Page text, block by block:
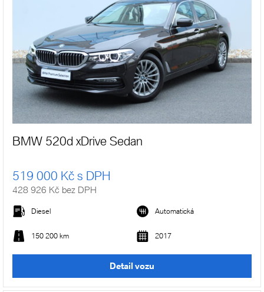
BMW 520d xDrive Sedan
519 000 Kč s DPH
428 926 Kč bez DPH
Diesel Automatická
150 200 km 2017
Detail vozu